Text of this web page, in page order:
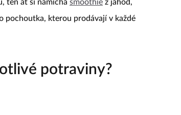
ten ať si namíchá smoothie z jahod,
pochoutka, kterou prodávají v každé
potraviny?